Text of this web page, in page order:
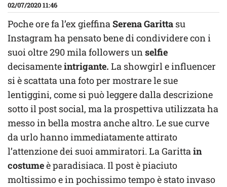
02/07/2020 11:46
Poche ore fa l’ex gieffinaSerena Garitta su
Instagram ha pensato bene di condividere con i
suoi oltre 290 mila followers unselfie
decisamenteintrigante. La showgirl e influencer
si è scattata una foto per mostrare le sue
lentiggini, come si può leggere dalla descrizione
sotto il post social, ma la prospettiva utilizzata ha
messo in bella mostra anche altro. Le sue curve
da urlo hanno immediatamente attirato
l’attenzione dei suoi ammiratori. La Garittain
costumeè paradisiaca. Il post è piaciuto
moltissimo e in pochissimo tempo è stato invaso